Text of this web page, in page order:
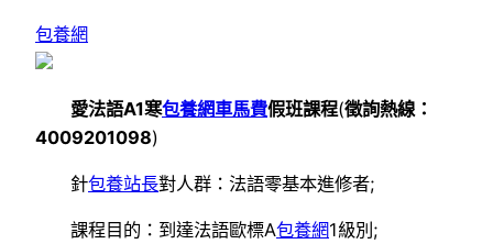
包養網
愛法語A1寒包養網車馬費假班課程(徵詢熱線：
4009201098)
針包養站長對人群：法語零基本進修者;
課程目的：到達法語歐標A包養網1級別;